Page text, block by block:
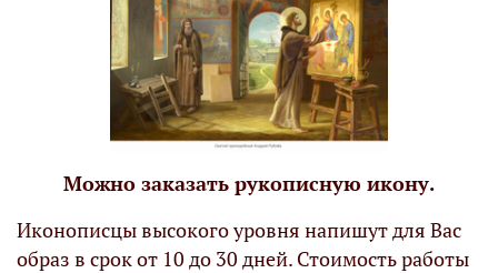
Можно заказать рукописную икону.
Иконописцы высокого уровня напишут для Вас
образ в срок от 10 до 30 дней. Стоимость работы